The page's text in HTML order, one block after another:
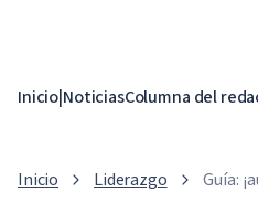
Inicio|NoticiasColumna del
Inicio Liderazgo
Guía: